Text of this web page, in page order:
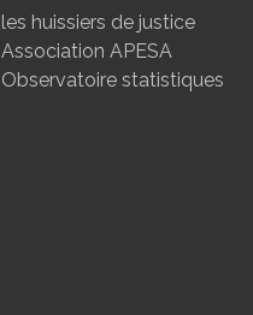
les huissiers de justice
Association APESA
Observatoire statistiques